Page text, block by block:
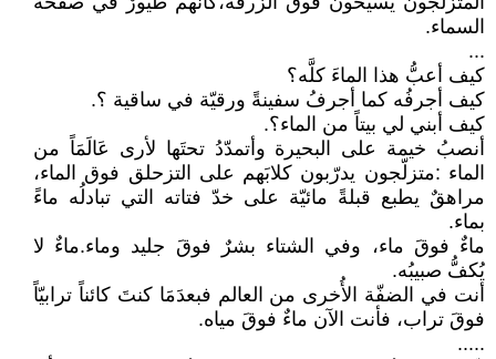
السماء.
...
كيف أعبُّ هذا الماءَ كلَّه؟
كيف أجرفُه كما أجرفُ سفينةً ورقيّة في ساقية ؟.
كيف أبني لي بيتاً من الماء؟.
أنصبُ خيمة على البحيرة وأتمدّدُ تحتَها لأرى عَالَمَاً من
الماء :متزلّجون يدرّبون كلابَهم على التزحلق فوق الماء،
مراهقٌ يطبع قبلةً مائيّة على خدّ فتاته التي تبادلُه ماءً
بماء.
ماءٌ فوقَ ماء، وفي الشتاء بشرٌ فوقَ جليد وماء.ماءٌ لا
يُكفُّ صبيبُه.
أنت في الضفّة الأُخرى من العالم فبعدَمَا كنتَ كائناً ترابيّاً
فوقَ تراب، فأنت الآن ماءٌ فوقَ مياه.
.....